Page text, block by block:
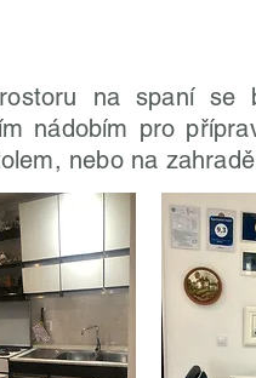
na spaní se
nádobím pro
nebo na